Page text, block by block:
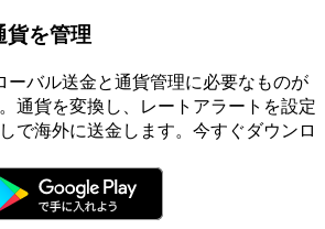
貨を管理
ーバル送金と通貨管理に必要なものが
通貨を変換し、レートアラートを設定
で海外に送金します。今すぐダウンロ